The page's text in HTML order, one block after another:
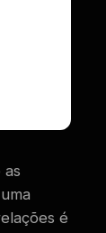
é